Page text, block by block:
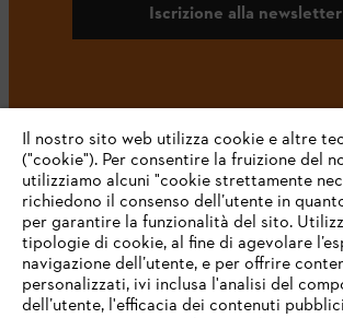
Iscrizione alla newsletter
L’azienda
Il nostro sito web utilizza cookie e altre
("cookie"). Per consentire la fruizione del
utilizziamo alcuni "cookie strettamente
richiedono il consenso dell’utente in
per garantire la funzionalità del sito.
tipologie di cookie, al fine di agevolare
navigazione dell’utente, e per offrire
personalizzati, ivi inclusa l'analisi del
dell’utente, l'efficacia dei contenuti